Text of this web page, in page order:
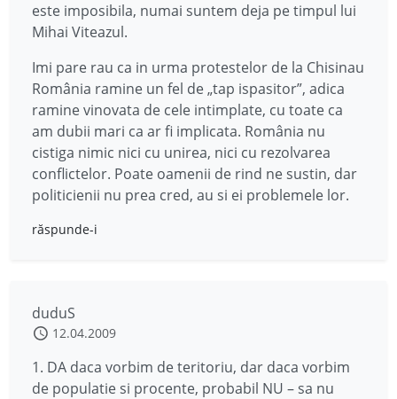
este imposibila, numai suntem deja pe timpul lui
Mihai Viteazul.
Imi pare rau ca in urma protestelor de la Chisinau
România ramine un fel de „tap ispasitor”, adica
ramine vinovata de cele intimplate, cu toate ca
am dubii mari ca ar fi implicata. România nu
cistiga nimic nici cu unirea, nici cu rezolvarea
conflictelor. Poate oamenii de rind ne sustin, dar
politicienii nu prea cred, au si ei problemele lor.
răspunde-i
duduS
12.04.2009
1. DA daca vorbim de teritoriu, dar daca vorbim
de populatie si procente, probabil NU – sa nu